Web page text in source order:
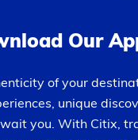
hace responsable por
o accidentes
en
con tiquetes aéreos
Our
of your
unique
you. With Citix,